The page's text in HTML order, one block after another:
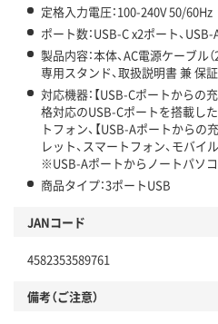
定格入力電圧：100-240V 50/60Hz
ポート数：USB-C x2ポート、
製品内容：本体、AC電源ケーブル
専用スタンド、取扱説明書 兼 保
対応機器：【USB-Cポートからの
格対応のUSB-Cポートを搭載し
トフォン、【USB-Aポートから
レット、スマートフォン、モバ
※USB-Aポートからノートパソ
商品タイプ：3ポートUSB
JANコード
4582353589761
備考（ご注意）